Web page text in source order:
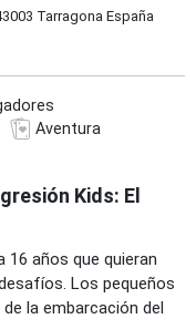
Tarragona España
Aventura
Kids: El
16 años que quieran
Los pequeños
la embarcación del